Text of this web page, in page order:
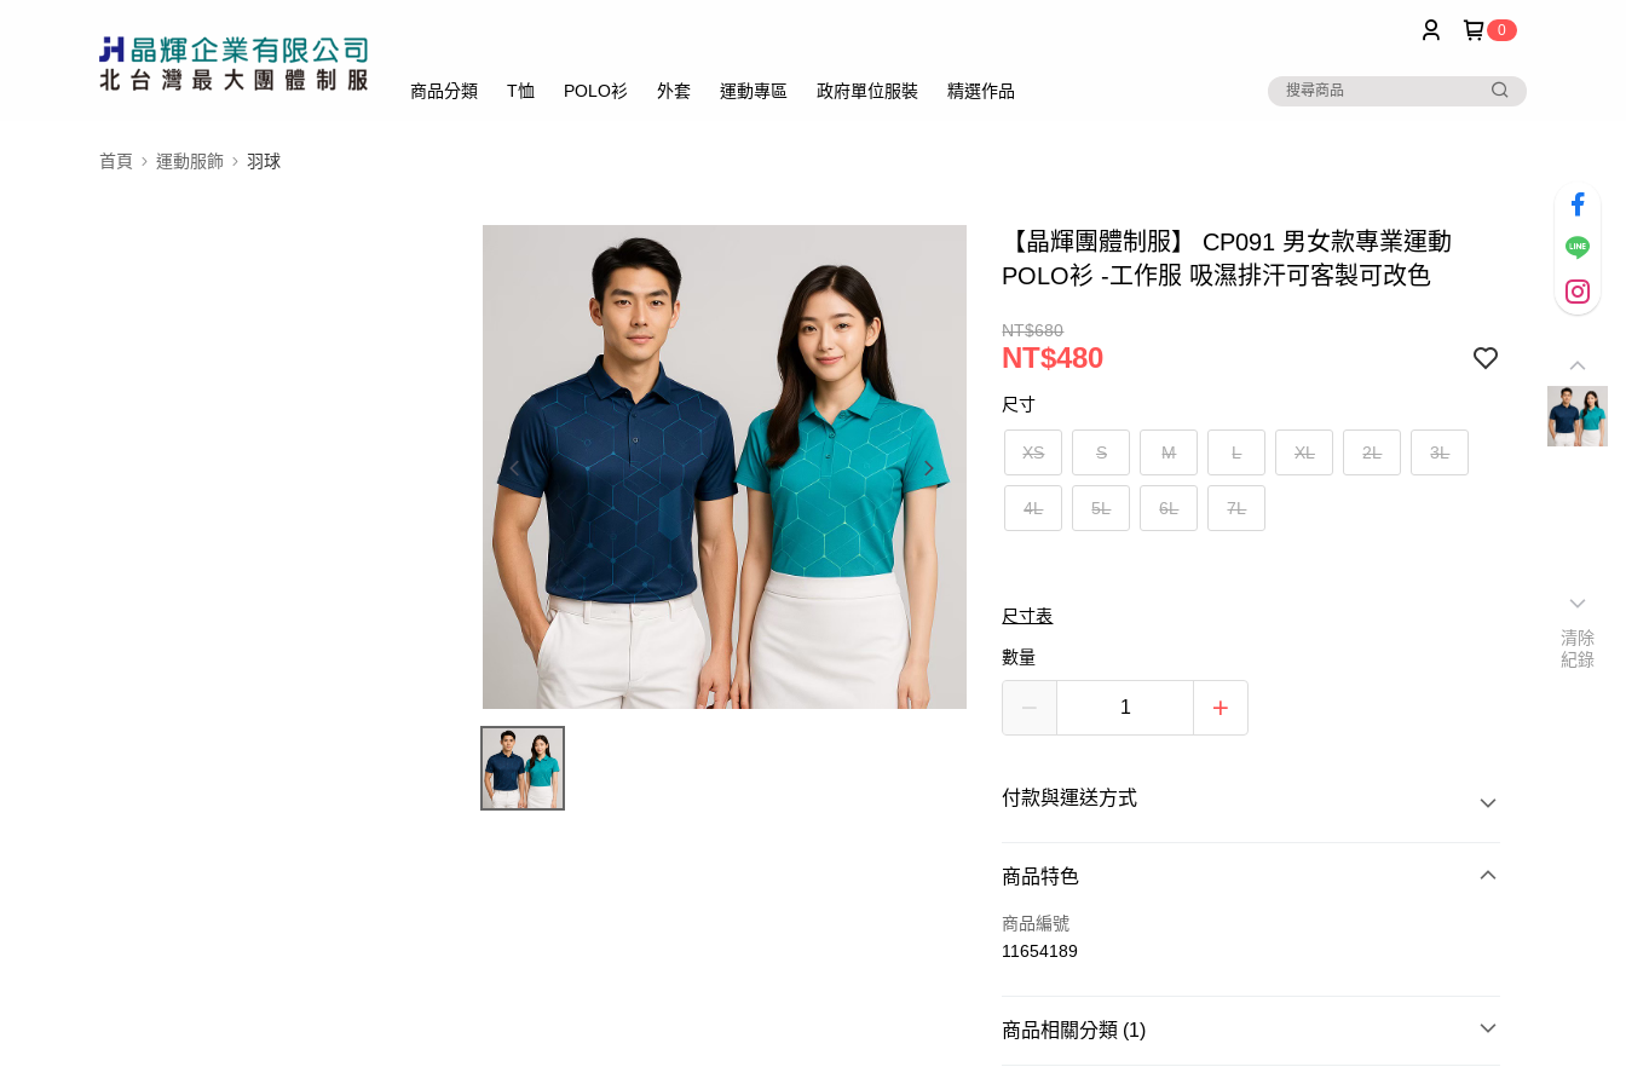
0
商品分類 T恤 POLO衫 外套 運動專區 政府單位服裝 精選作品
首頁 運動服飾 羽球
【晶輝團體制服】 CP091 男女款專業運動
POLO衫 -工作服 吸濕排汗可客製可改色
NT$680
NT$480
尺寸
XS S M L XL 2L 3L
4L 5L 6L 7L
尺寸表
數量
付款與運送方式
付款方式
信用卡一次付款
黑貓
商品特色
商品編號
11654189
商品相關分類 (1)
清除
紀錄